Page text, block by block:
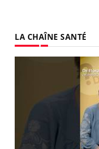
LA CHAÎNE SANTÉ